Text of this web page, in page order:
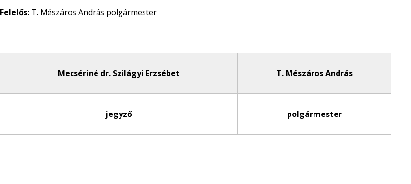
Felelős: T. Mészáros András polgármester
Mecsériné dr. Szilágyi Erzsébet T. Mészáros András
jegyző polgármester